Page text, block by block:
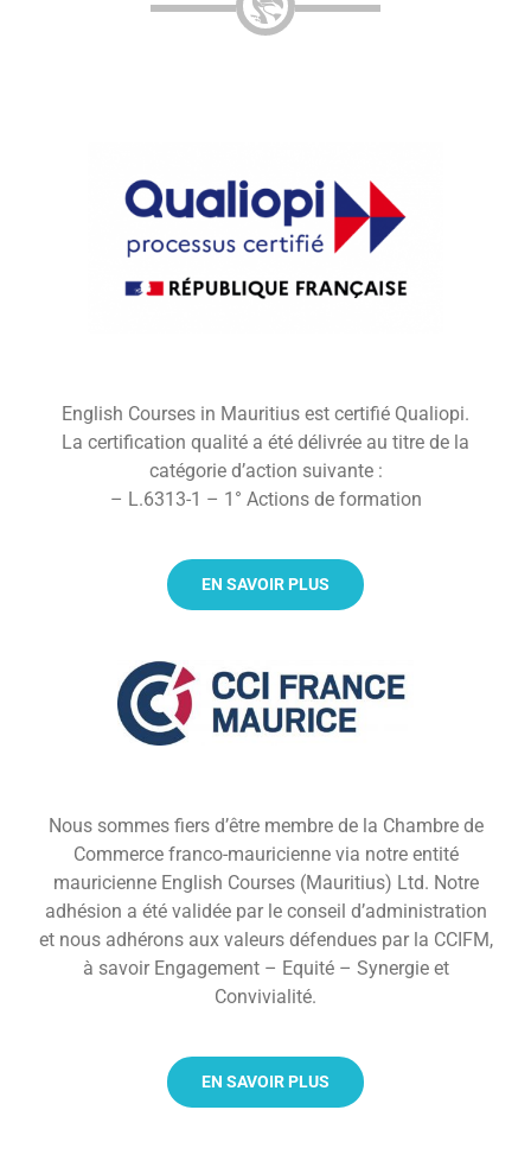
English Courses in Mauritius est certifié Qualiopi.
La certification qualité a été délivrée au titre de la
catégorie d’action suivante :
– L.6313-1 – 1° Actions de formation
EN SAVOIR PLUS
Nous sommes fiers d’être membre de la Chambre de
Commerce franco-mauricienne via notre entité
mauricienne English Courses (Mauritius) Ltd. Notre
adhésion a été validée par le conseil d’administration
et nous adhérons aux valeurs défendues par la CCIFM,
à savoir Engagement – Equité – Synergie et
Convivialité.
EN SAVOIR PLUS